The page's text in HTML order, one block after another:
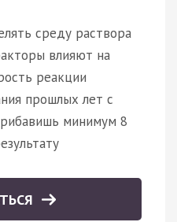
среду раствора
влияют на
реакции
прошлых лет с
минимум 8